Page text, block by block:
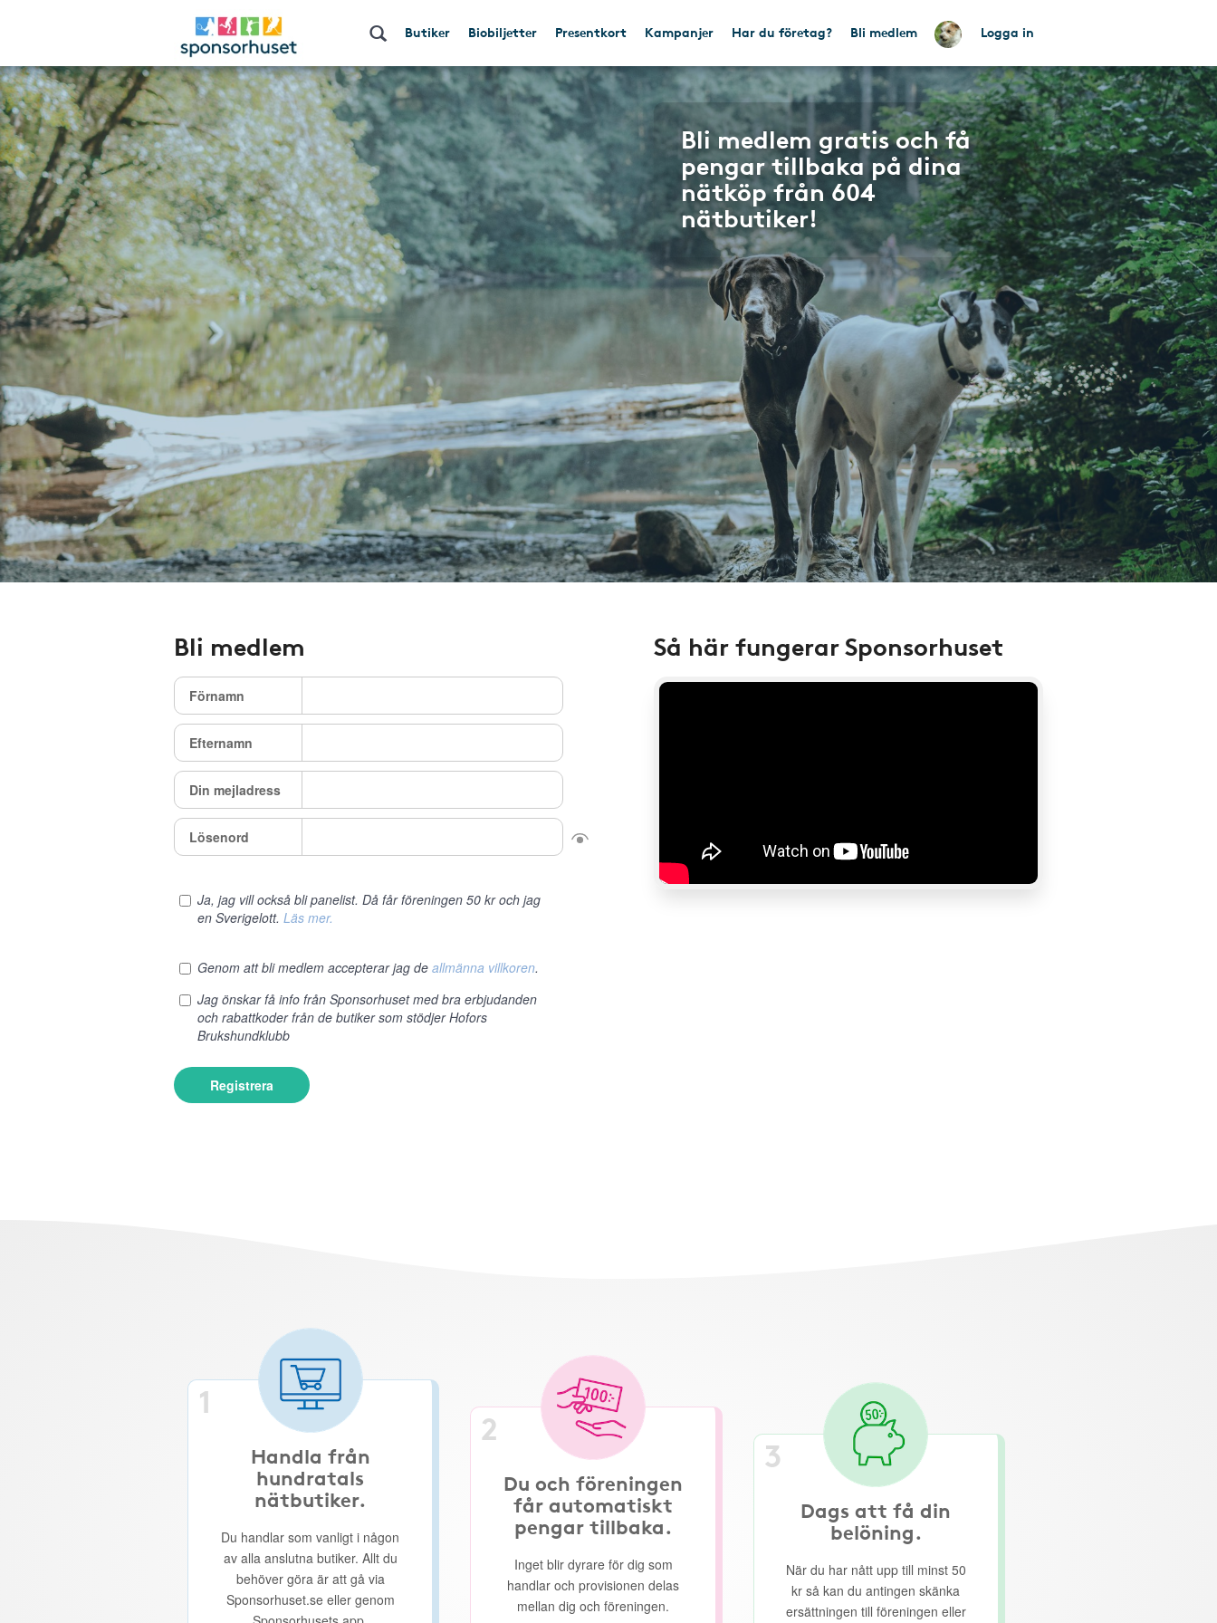
Butiker Biobiljetter Presentkort Kampanjer Har du företag? Bli medlem Logga in
Bli medlem gratis och få
pengar tillbaka på dina
nätköp från 604
nätbutiker!
Bli medlem
Förnamn
Efternamn
Din mejladress
Lösenord
Ja, jag vill också bli panelist. Då får föreningen 50 kr och jag
en Sverigelott. Läs mer.
Genom att bli medlem accepterar jag de allmänna villkoren.
Jag önskar få info från Sponsorhuset med bra erbjudanden
och rabattkoder från de butiker som stödjer Hofors
Brukshundklubb
Registrera
Så här fungerar Sponsorhuset
1
Handla från
hundratals
nätbutiker.
Du handlar som vanligt i någon
av alla anslutna butiker. Allt du
behöver göra är att gå via
Sponsorhuset.se eller genom
2
Du och föreningen
får automatiskt
pengar tillbaka.
Inget blir dyrare för dig som
handlar och provisionen delas
mellan dig och föreningen.
3
Dags att få din
belöning.
När du har nått upp till minst 50
kr så kan du antingen skänka
ersättningen till föreningen eller